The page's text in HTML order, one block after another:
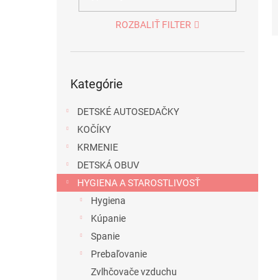
ROZBALIŤ FILTER
kategórie
Kategórie
DETSKÉ AUTOSEDAČKY
KOČÍKY
KRMENIE
DETSKÁ OBUV
HYGIENA A STAROSTLIVOSŤ
Hygiena
Kúpanie
Spanie
Prebaľovanie
Zvlhčovače vzduchu